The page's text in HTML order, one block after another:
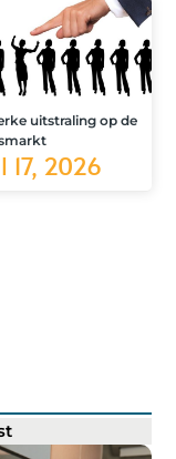
uitstraling op de
17, 2026